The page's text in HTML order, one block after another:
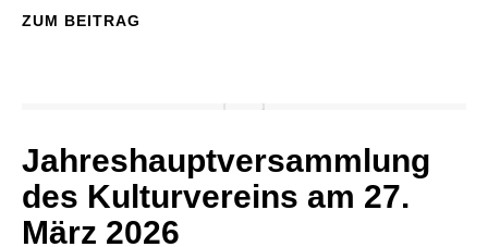
ZUM BEITRAG
Jahreshauptversammlung
des Kulturvereins am 27.
März 2026